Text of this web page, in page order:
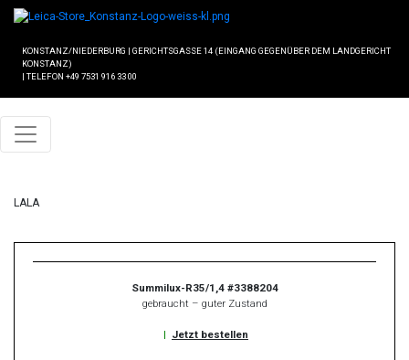
KONSTANZ/NIEDERBURG | GERICHTSGASSE 14 (EINGANG GEGENÜBER DEM LANDGERICHT
KONSTANZ)
| TELEFON +49 7531 916 33 00
LALA
Summilux-R35/1,4 #3388204
gebraucht – guter Zustand
| Jetzt bestellen